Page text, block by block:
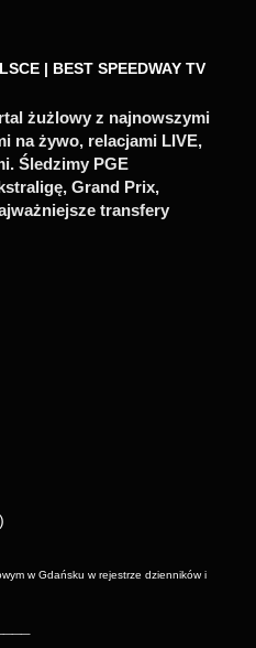
| BEST SPEEDWAY TV
żużlowy z najnowszymi
na żywo, relacjami LIVE,
Śledzimy PGE
Grand Prix,
transfery
w Gdańsku w rejestrze dzienników i